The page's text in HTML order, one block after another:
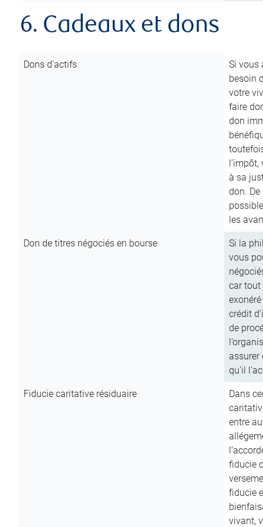
6. Cadeaux et dons
Dons d’actifs
Si vous
besoin
votre
faire
don
à sa
don.
les
Don de titres négociés en bourse
Si la
vous
car tout
crédit
de
assurer
qu’il
Fiducie caritative résiduaire
Dans
entre
fiducie
fiducie
vivant,